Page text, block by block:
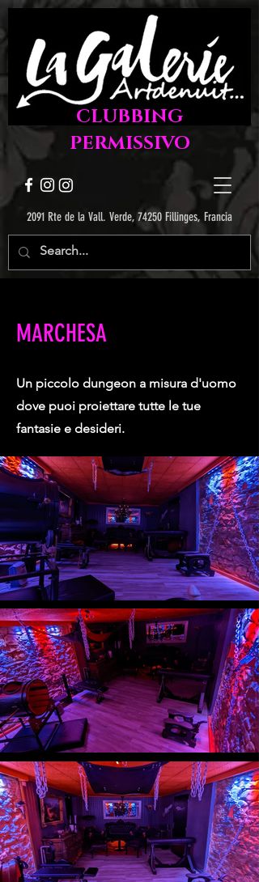
2091 Rte de la Vall. Verde, 74250 Fillinges, Francia
CLUBBING
PERMISSIVO
MARCHESA
Un piccolo dungeon a misura d'uomo
dove puoi proiettare tutte le tue
fantasie e desideri.